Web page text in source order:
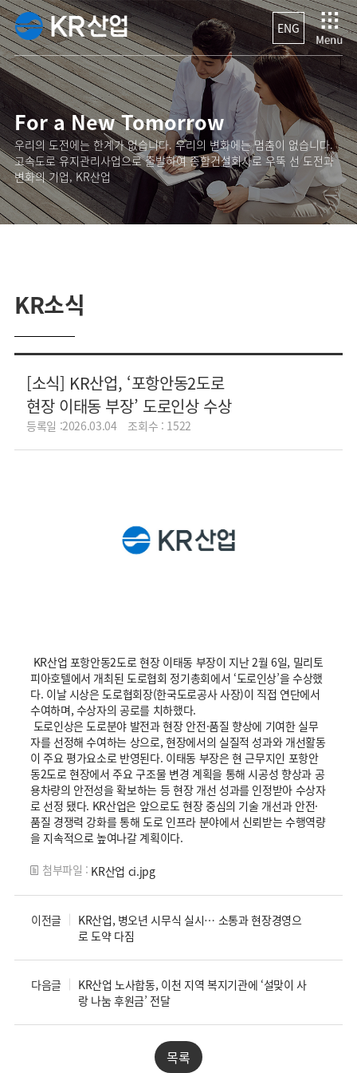
ENG
For a New Tomorrow
우리의 도전에는 한계가 없습니다. 우리의 변화에는 멈춤이 없습니다.
고속도로 유지관리사업으로 출발하여 종합건설회사로 우뚝 선 도전과
변화의 기업, KR산업
KR소식
[소식] KR산업, ‘포항안동2도로
현장 이태동 부장’ 도로인상 수상
등록일 :2026.03.04 조회수 : 1522
KR산업 포항안동2도로 현장 이태동 부장이 지난 2월 6일, 밀리토
피아호텔에서 개최된 도로협회 정기총회에서 ‘도로인상’을 수상했
다. 이날 시상은 도로협회장(한국도로공사 사장)이 직접 연단에서
수여하며, 수상자의 공로를 치하했다.
도로인상은 도로분야 발전과 현장 안전·품질 향상에 기여한 실무
자를 선정해 수여하는 상으로, 현장에서의 실질적 성과와 개선활동
이 주요 평가요소로 반영된다. 이태동 부장은 현 근무지인 포항안
동2도로 현장에서 주요 구조물 변경 계획을 통해 시공성 향상과 공
용차량의 안전성을 확보하는 등 현장 개선 성과를 인정받아 수상자
로 선정 됐다. KR산업은 앞으로도 현장 중심의 기술 개선과 안전·
품질 경쟁력 강화를 통해 도로 인프라 분야에서 신뢰받는 수행역량
을 지속적으로 높여나갈 계획이다.
첨부파일 : KR산업 ci.jpg
이전글
KR산업, 병오년 시무식 실시… 소통과 현장경영으
로 도약 다짐
다음글
KR산업 노사합동, 이천 지역 복지기관에 ‘설맞이 사
랑 나눔 후원금’ 전달
목록